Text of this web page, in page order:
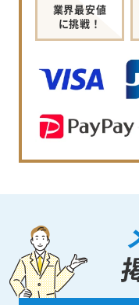
業界最安値
に挑戦！